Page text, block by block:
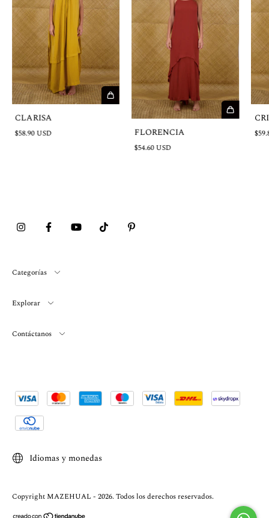
CLARISA
$58.90 USD FLORENCIA
$54.60 USD
Categorías
Explorar
Contáctanos
Idiomas y monedas
Copyright MAZEHUAL - 2026. Todos los derechos reservados.